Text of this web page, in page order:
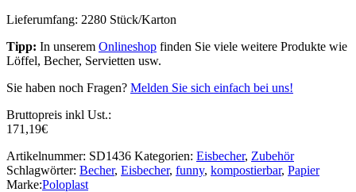
Lieferumfang: 2280 Stück/Karton
Tipp: In unserem Onlineshop finden Sie viele weitere Produkte wie
Löffel, Becher, Servietten usw.
Sie haben noch Fragen? Melden Sie sich einfach bei uns!
Bruttopreis inkl Ust.:
171,19€
Artikelnummer: SD1436 Kategorien: Eisbecher, Zubehör
Schlagwörter: Becher, Eisbecher, funny, kompostierbar, Papier
Marke:Poloplast